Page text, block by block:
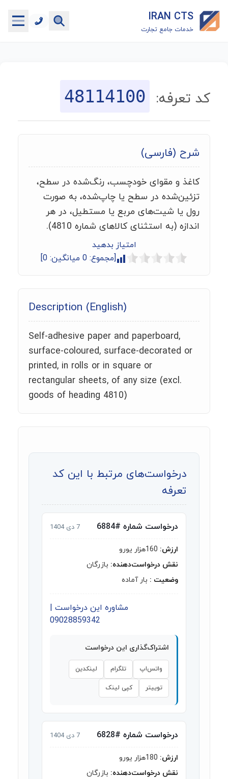
IRAN CTS
خدمات جامع تجارت
جستجوگر تعرفه گمرکی
ماشین حساب گمرکی
خدمات رایگان دیگر
کد تعرفه: 48114100
شرح (فارسی)
کاغذ و مقوای خودچسب، رنگ‌شده در سطح،
تزئین‌شده در سطح یا چاپ‌شده، به صورت
رول یا شیت‌های مربع یا مستطیل، در هر
اندازه (به استثنای کالاهای شماره 4810).
امتیاز بدهید
[مجموع: 0 میانگین: 0
]
Description (English)
Self-adhesive paper and paperboard,
surface-coloured, surface-decorated or
printed, in rolls or in square or
rectangular sheets, of any size (excl.
goods of heading 4810)
درخواست‌های مرتبط با این کد
تعرفه
درخواست شماره #6884 7 دی 1404
ارزش:
نقش درخواست‌دهنده: بازرگان
وضعیت : بار آماده
مشاوره این درخواست |
09028859342
اشتراک‌گذاری این درخواست
واتس‌اپ تلگرام لینکدین
توییتر کپی لینک
درخواست شماره #6828 7 دی 1404
ارزش:
نقش درخواست‌دهنده: بازرگان